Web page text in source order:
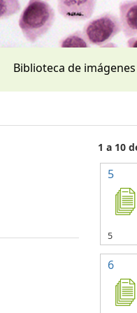
Biblioteca de
1 a 10
5
5
6